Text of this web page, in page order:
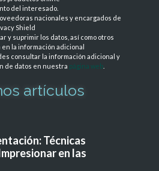
del interesado.
nacionales y encargados de
Shield
y suprimir los datos, así como otros
la información adicional
consultar la información adicional y
de datos en nuestra página web
artículos
Técnicas
en las